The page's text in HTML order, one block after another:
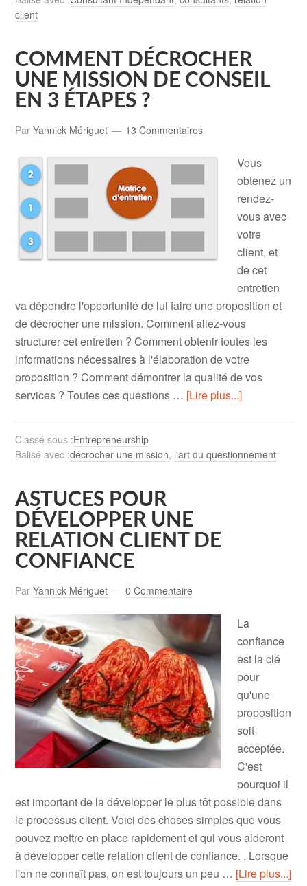
client
COMMENT DÉCROCHER
UNE MISSION DE CONSEIL
EN 3 ÉTAPES ?
ParYannick Mériguet 13 Commentaires
Vous
obtenez un
rendez-
vous avec
votre
client, et
de cet
entretien
va dépendre l'opportunité de lui faire une proposition et
de décrocher une mission. Comment allez-vous
structurer cet entretien ? Comment obtenir toutes les
informations nécessaires à l'élaboration de votre
proposition ? Comment démontrer la qualité de vos
services ? Toutes ces questions … [Lire plus...]
Classé sous :Entrepreneurship
Balisé avec :décrocher une mission, l'art du questionnement
ASTUCES POUR
DÉVELOPPER UNE
RELATION CLIENT DE
CONFIANCE
ParYannick Mériguet 0 Commentaire
La
confiance
est la clé
pour
qu'une
proposition
soit
acceptée.
C'est
pourquoi il
est important de la développer le plus tôt possible dans
le processus client. Voici des choses simples que vous
pouvez mettre en place rapidement et qui vous aideront
à développer cette relation client de confiance. . Lorsque
l'on ne connaît pas, on est toujours un peu … [Lire plus...]